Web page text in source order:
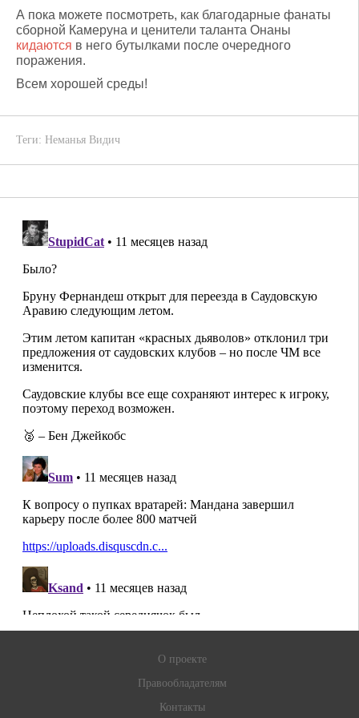
А пока можете посмотреть, как благодарные фанаты
сборной Камеруна и ценители таланта Онаны
кидаются в него бутылками после очередного
поражения.
Всем хорошей среды!
Теги: Неманья Видич
О проекте
Правообладателям
Контакты